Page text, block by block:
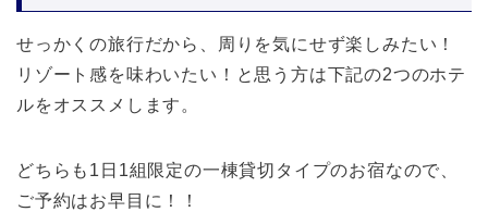
せっかくの旅行だから、周りを気にせず楽しみたい！
リゾート感を味わいたい！と思う方は下記の2つのホテ
ルをオススメします。
どちらも1日1組限定の一棟貸切タイプのお宿なので、
ご予約はお早目に！！